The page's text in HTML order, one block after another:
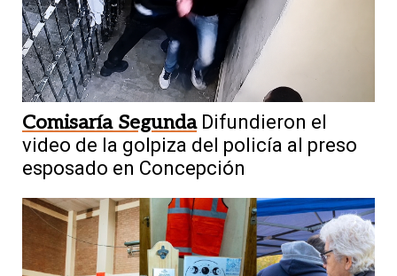
Comisaría Segunda Difundieron el
video de la golpiza del policía al preso
esposado en Concepción